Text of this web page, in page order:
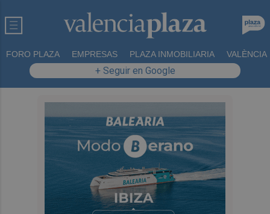
FORO PLAZA EMPRESAS PLAZA INMOBILIARIA VALÈNCIA
+ Seguir en Google